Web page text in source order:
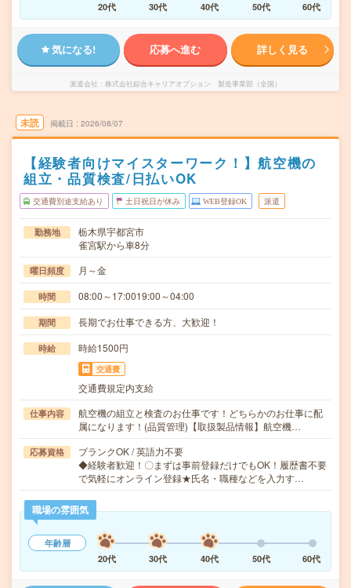
20代
30代 40代 50代 60代
気になる! 応募へ進む 詳しく見る
派遣会社 株式会社綜合キャリアオプション 製造事業部（全国）
未読 掲載日 2026/08/07
【経験者向けマイスターワーク！】航空機の
組立・品質検査/日払いOK
交通費別途支給あり 土日祝日が休み WEB登録OK 派遣
勤務地
栃木県宇都宮市
雀宮駅から車8分
曜日頻度 月～金
時間 08:00～17:0019:00～04:00
期間 長期でお仕事できる方、大歓迎！
時給 時給1500円
交通費
交通費規定内支給
仕事内容
航空機の組立と検査のお仕事です！どちらかのお仕事に配
属になります！(品質管理)【取扱製品情報】航空機…
応募資格
ブランクOK / 英語力不要
◆経験者歓迎！〇まずは事前登録だけでもOK！履歴書不要
で気軽にオンライン登録★氏名・職種などを入力す…
職場の雰囲気
年齢層
20代
30代 40代 50代 60代